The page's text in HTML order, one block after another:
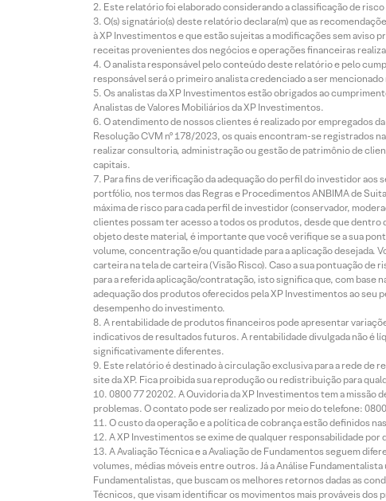
Este relatório foi elaborado considerando a classificação de
O(s) signatário(s) deste relatório declara(m) que as
à XP Investimentos e que estão sujeitas a modificações sem aviso
receitas provenientes dos negócios e operações financeiras
O analista responsável pelo conteúdo deste relatório e pelo
responsável será o primeiro analista credenciado a ser
Os analistas da XP Investimentos estão obrigados ao
Analistas de Valores Mobiliários da XP Investimentos.
O atendimento de nossos clientes é realizado por empregados
Resolução CVM nº 178/2023, os quais encontram-se registrados
realizar consultoria, administração ou gestão de patrimônio de
capitais.
Para fins de verificação da adequação do perfil do investidor
portfólio, nos termos das Regras e Procedimentos ANBIMA de
máxima de risco para cada perfil de investidor (conservador,
clientes possam ter acesso a todos os produtos, desde que
objeto deste material, é importante que você verifique se a sua
volume, concentração e/ou quantidade para a aplicação desejada.
carteira na tela de carteira (Visão Risco). Caso a sua pontuação
para a referida aplicação/contratação, isto significa que, com base
adequação dos produtos oferecidos pela XP Investimentos ao seu
desempenho do investimento.
A rentabilidade de produtos financeiros pode apresentar
indicativos de resultados futuros. A rentabilidade divulgada não é
significativamente diferentes.
Este relatório é destinado à circulação exclusiva para a rede de
site da XP. Fica proibida sua reprodução ou redistribuição para
0800 77 20202. A Ouvidoria da XP Investimentos tem a missão
problemas. O contato pode ser realizado por meio do telefone:
O custo da operação e a política de cobrança estão definidos
A XP Investimentos se exime de qualquer responsabilidade
A Avaliação Técnica e a Avaliação de Fundamentos seguem
volumes, médias móveis entre outros. Já a Análise
Fundamentalistas, que buscam os melhores retornos dadas as
Técnicos, que visam identificar os movimentos mais prováveis dos